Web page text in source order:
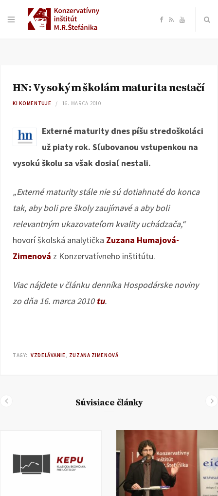
F
e
k
R Y
T
HN: Vysokým školám maturita nestačí
KI KOMENTUJE 16. MARCA 2010
Externé maturity dnes píšu stredoškoláci
už piaty rok. Sľubovanou vstupenkou na
vysokú školu sa však dosiaľ nestali.
„Externé maturity stále nie sú dotiahnuté do konca
tak, aby boli pre školy zaujímavé a aby boli
relevantným ukazovateľom kvality uchádzača,“
hovorí školská analytička Zuzana Humajová-
Zimenová z Konzervatívneho inštitútu.
Viac nájdete v článku denníka Hospodárske noviny
zo dňa 16. marca 2010 tu.
TAGY: VZDELÁVANIE ZUZANA ZIMENOVÁ
Súvisiace články